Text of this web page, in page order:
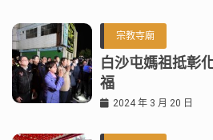
宗教寺廟
白沙屯媽祖抵彰
福
2024 年 3 月 20 日